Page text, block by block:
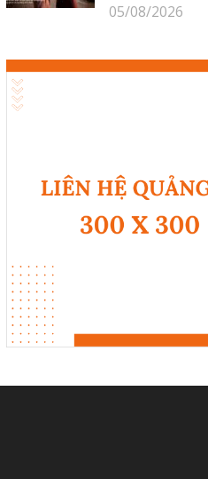
05/08/2026